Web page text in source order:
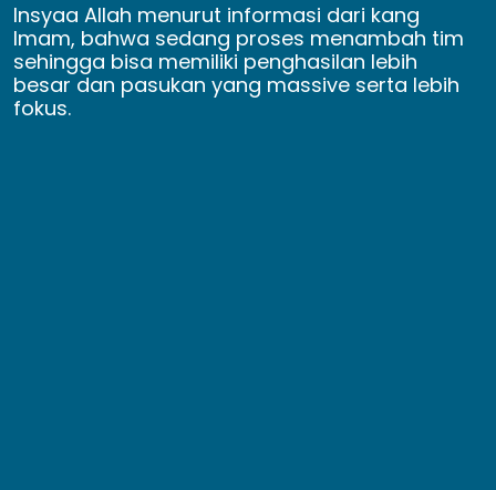
Insyaa Allah menurut informasi dari kang
Imam, bahwa sedang proses menambah tim
sehingga bisa memiliki penghasilan lebih
besar dan pasukan yang massive serta lebih
fokus.